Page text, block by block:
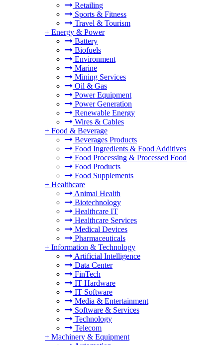
Retailing
Sports & Fitness
Travel & Tourism
+ Energy & Power
Battery
Biofuels
Environment
Marine
Mining Services
Oil & Gas
Power Equipment
Power Generation
Renewable Energy
Wires & Cables
+ Food & Beverage
Beverages Products
Food Ingredients & Food Additives
Food Processing & Processed Food
Food Products
Food Supplements
+ Healthcare
Animal Health
Biotechnology
Healthcare IT
Healthcare Services
Medical Devices
Pharmaceuticals
+ Information & Technology
Artificial Intelligence
Data Center
FinTech
IT Hardware
IT Software
Media & Entertainment
Software & Services
Technology
Telecom
+ Machinery & Equipment